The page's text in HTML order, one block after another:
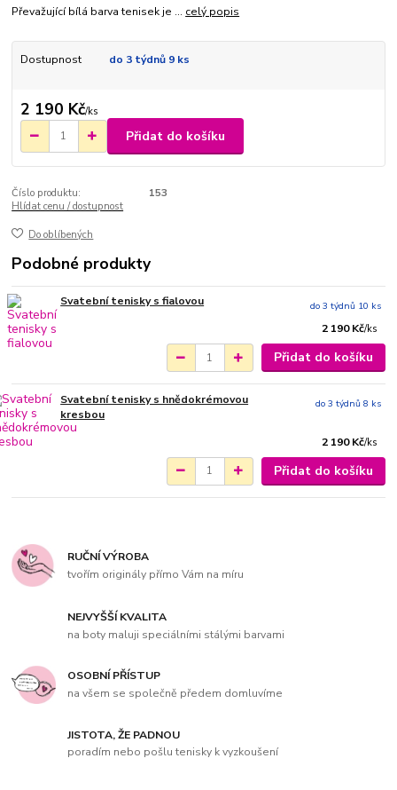
Převažující bílá barva tenisek je ... celý popis
Dostupnost do 3 týdnů 9 ks
2 190 Kč/ks
Přidat do košíku
Číslo produktu:
153
Hlídat cenu / dostupnost
Do oblíbených
Podobné produkty
Svatební tenisky s fialovou
2 190 Kč/ks
do 3 týdnů 10 ks
Přidat do košíku
Svatební tenisky s hnědokrémovou
kresbou
2 190 Kč/ks
do 3 týdnů 8 ks
Přidat do košíku
RUČNÍ VÝROBA
tvořím originály přímo Vám na míru
NEJVYŠŠÍ KVALITA
na boty maluji speciálními stálými barvami
OSOBNÍ PŘÍSTUP
na všem se společně předem domluvíme
JISTOTA, ŽE PADNOU
poradím nebo pošlu tenisky k vyzkoušení